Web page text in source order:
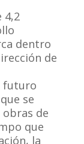
4,2
dentro
de
futuro
se
de
que
la